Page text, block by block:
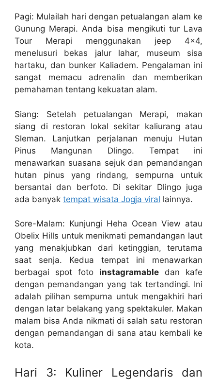
Pagi: Mulailah hari dengan petualangan alam ke
Gunung Merapi. Anda bisa mengikuti tur Lava
Tour Merapi menggunakan jeep 4×4,
menelusuri bekas jalur lahar, museum sisa
hartaku, dan bunker Kaliadem. Pengalaman ini
sangat memacu adrenalin dan memberikan
pemahaman tentang kekuatan alam.
Siang: Setelah petualangan Merapi, makan
siang di restoran lokal sekitar kaliurang atau
Sleman. Lanjutkan perjalanan menuju Hutan
Pinus Mangunan Dlingo. Tempat ini
menawarkan suasana sejuk dan pemandangan
hutan pinus yang rindang, sempurna untuk
bersantai dan berfoto. Di sekitar Dlingo juga
ada banyak tempat wisata Jogja viral lainnya.
Sore-Malam: Kunjungi Heha Ocean View atau
Obelix Hills untuk menikmati pemandangan laut
yang menakjubkan dari ketinggian, terutama
saat senja. Kedua tempat ini menawarkan
berbagai spot foto instagramable dan kafe
dengan pemandangan yang tak tertandingi. Ini
adalah pilihan sempurna untuk mengakhiri hari
dengan latar belakang yang spektakuler. Makan
malam bisa Anda nikmati di salah satu restoran
dengan pemandangan di sana atau kembali ke
kota.
Hari 3: Kuliner Legendaris dan